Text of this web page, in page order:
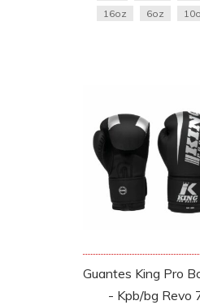
16oz
6oz
Guantes King Pro
- Kpb/bg Revo